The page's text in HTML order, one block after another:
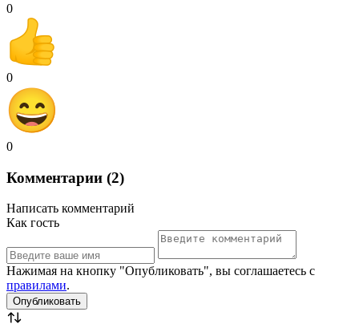
0
0
0
Комментарии (2)
Написать комментарий
Как гость
Нажимая на кнопку "Опубликовать", вы соглашаетесь с
правилами.